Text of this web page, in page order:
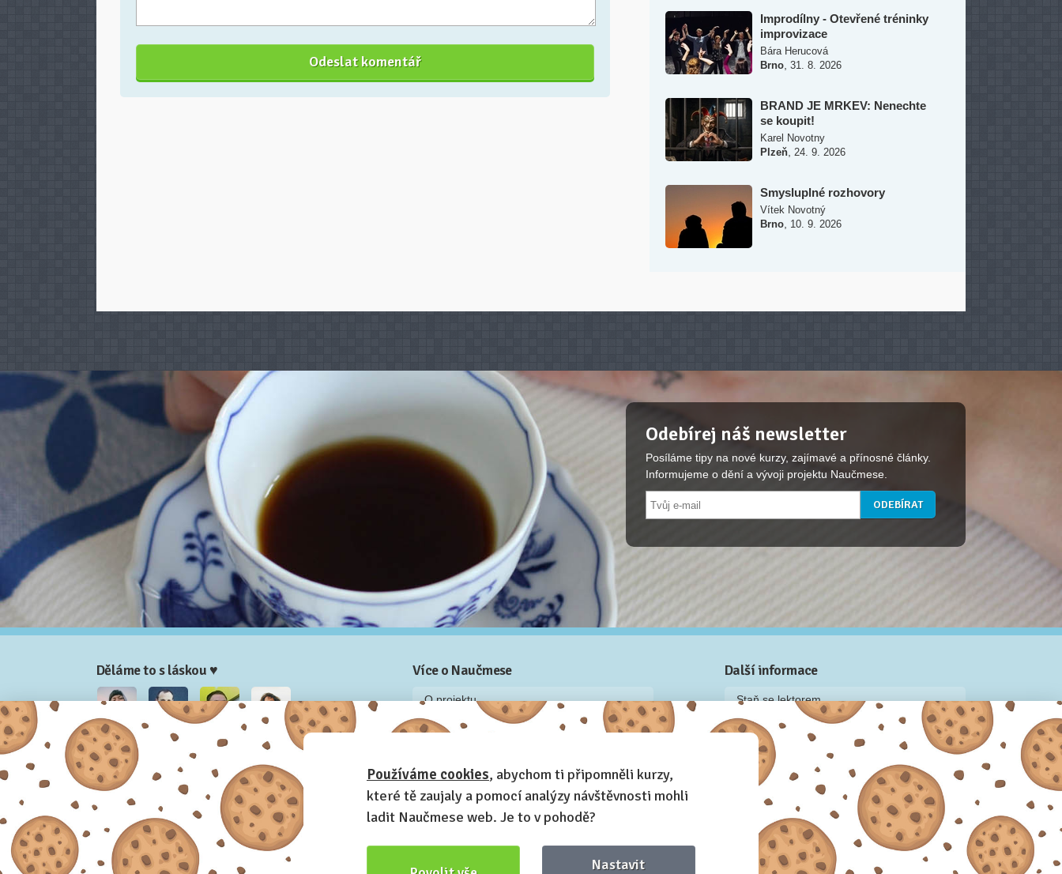
Improdílny - Otevřené tréninky
improvizace
Bára Herucová
Brno 31. 8. 2026
BRAND JE MRKEV: Nenechte
se koupit!
Karel Novotny
Plzeň 24. 9. 2026
Smysluplné rozhovory
Vítek Novotný
Brno 10. 9. 2026
Odebírej náš newsletter
Posíláme tipy na nové kurzy, zajímavé a přínosné články.
Informujeme o dění a vývoji projektu Naučmese.
Děláme to s láskou ♥
Nela Josef Honza
Více o Naučmese
O projektu
Blog: recenze z kurzů, rozhovory a články
Příběh Naučmese
Naučmese festivaly
Náš systém pro vaši firmu
Prostory pro pořádání kurzů
Další informace
Staň se lektorem
Video: Jak připravit kurz na Naučmese
Často kladené dotazy
Dárkové poukazy
Podmínky užívání
Obchodní podmínky
Zásady používání cookie souborů
Používáme cookies, abychom ti připomněli kurzy,
které tě zaujaly a pomocí analýzy návštěvnosti mohli
ladit Naučmese web. Je to v pohodě?
Nastavit